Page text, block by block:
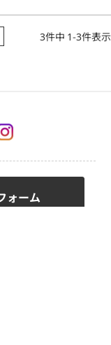
3件中 1-3件表示
ォーム